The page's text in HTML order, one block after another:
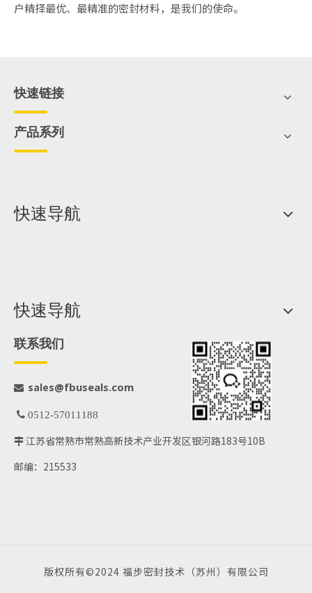
户精择最优、最精准的密封材料，是我们的使命。
快速链接
产品系列
快速导航
快速导航
联系我们
 sales@fbuseals.com
 0512-57011188
 江苏省常熟市常熟高新技术产业开发区银河路183号10B
邮编：215533
版权所有©2024 福步密封技术（苏州）有限公司